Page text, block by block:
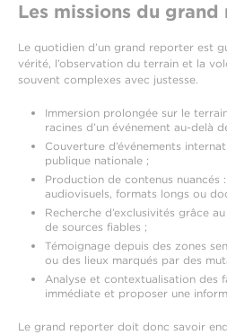
Les missions du
Le quotidien d’un grand reporter est
vérité, l’observation du terrain et la
souvent complexes avec justesse.
Immersion prolongée sur le
racines d’un événement au-delà
Couverture d’événements
publique nationale ;
Production de contenus
audiovisuels, formats longs ou
Recherche d’exclusivités grâce
de sources fiables ;
Témoignage depuis des zones
ou des lieux marqués par des
Analyse et contextualisation des
immédiate et proposer une
Le grand reporter doit donc savoir